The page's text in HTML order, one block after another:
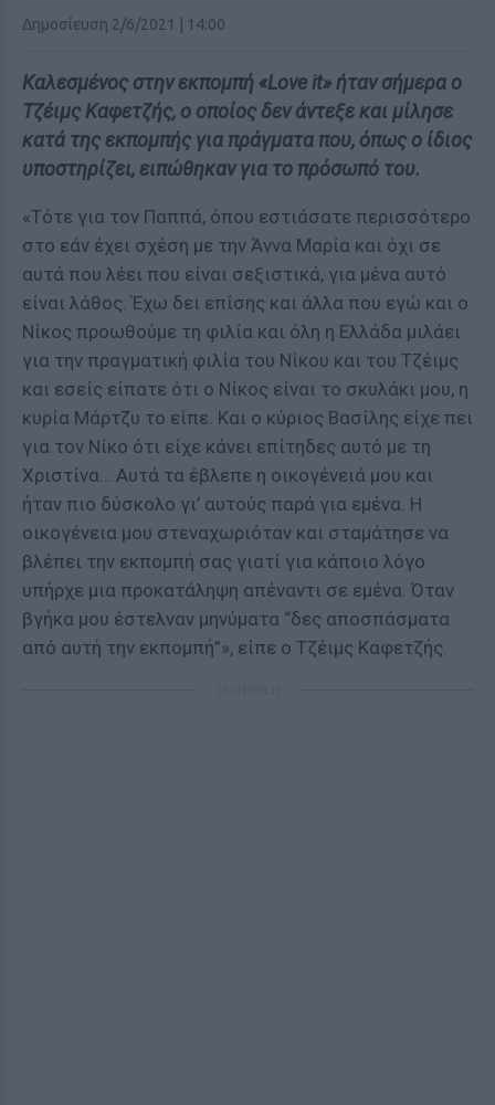
Δημοσίευση 2/6/2021 | 14:00
Καλεσμένος στην εκπομπή «Love it» ήταν σήμερα ο
Τζέιμς Καφετζής, ο οποίος δεν άντεξε και μίλησε
κατά της εκπομπής για πράγματα που, όπως ο ίδιος
υποστηρίζει, ειπώθηκαν για το πρόσωπό του.
«Τότε για τον Παππά, όπου εστιάσατε περισσότερο
στο εάν έχει σχέση με την Άννα Μαρία και όχι σε
αυτά που λέει που είναι σεξιστικά, για μένα αυτό
είναι λάθος. Έχω δει επίσης και άλλα που εγώ και ο
Νίκος προωθούμε τη φιλία και όλη η Ελλάδα μιλάει
για την πραγματική φιλία του Νίκου και του Τζέιμς
και εσείς είπατε ότι ο Νίκος είναι το σκυλάκι μου, η
κυρία Μάρτζυ το είπε. Και ο κύριος Βασίλης είχε πει
για τον Νίκο ότι είχε κάνει επίτηδες αυτό με τη
Χριστίνα… Αυτά τα έβλεπε η οικογένειά μου και
ήταν πιο δύσκολο γι’ αυτούς παρά για εμένα. Η
οικογένεια μου στεναχωριόταν και σταμάτησε να
βλέπει την εκπομπή σας γιατί για κάποιο λόγο
υπήρχε μια προκατάληψη απέναντι σε εμένα. Όταν
βγήκα μου έστελναν μηνύματα “δες αποσπάσματα
από αυτή την εκπομπή”», είπε ο Τζέιμς Καφετζής.